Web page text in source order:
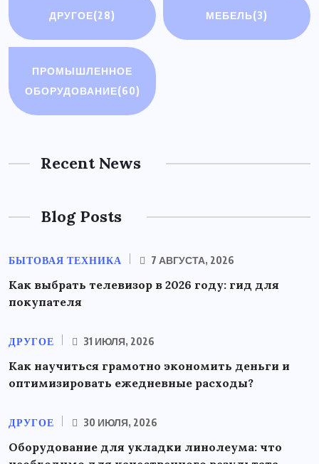
ДРУГОЕ(28) МЕБЕЛЬ(3)
ПРОМЫШЛЕННОЕ
ОБОРУДОВАНИЕ(60)
Recent News
Blog Posts
БЫТОВАЯ ТЕХНИКА 7 АВГУСТА, 2026
Как выбрать телевизор в 2026 году: гид для
покупателя
ДРУГОЕ 31 ИЮЛЯ, 2026
Как научиться грамотно экономить деньги и
оптимизировать ежедневные расходы?
ДРУГОЕ 30 ИЮЛЯ, 2026
Оборудование для укладки линолеума: что